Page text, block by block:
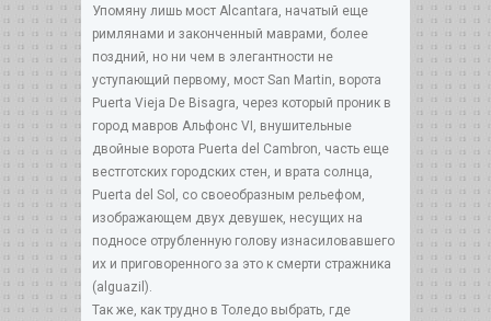
Упомяну лишь мост Alcantara, начатый еще
римлянами и законченный маврами, более
поздний, но ни чем в элегантности не
уступающий первому, мост San Martin, ворота
Puerta Vieja De Bisagra, через который проник в
город мавров Альфонс VI, внушительные
двойные ворота Puerta del Cambron, часть еще
вестготских городских стен, и врата солнца,
Puerta del Sol, со своеобразным рельефом,
изображающем двух девушек, несущих на
подносе отрубленную голову изнасиловавшего
их и приговоренного за это к смерти стражника
(alguazil).
Так же, как трудно в Толедо выбрать, где